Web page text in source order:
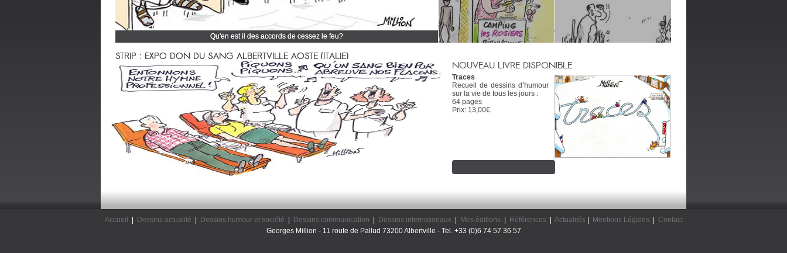
Qu'en est il des accords de cessez le feu?
Cliquez et découvrez tous mes dessins d'actualité
STRIP : EXPO DON DU SANG ALBERTVILLE AOSTE (ITALIE)
NOUVEAU LIVRE DISPONIBLE
Traces
Recueil de dessins d’humour
sur la vie de tous les jours :
64 pages
Prix: 13,00€
Accueil Dessins actualité Dessins humour et société Dessins communication Dessins internationaux| Mes éditions| Références| Actualités| Mentions Légales|
Contact
Georges Million - 11 route de Pallud 73200 Albertville - Tel. +33 (0)6 74 57 36 57